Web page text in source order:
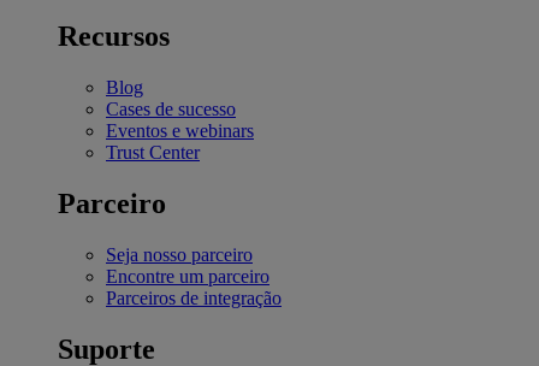
Recursos
Blog
Cases de sucesso
Eventos e webinars
Trust Center
Parceiro
Seja nosso parceiro
Encontre um parceiro
Parceiros de integração
Suporte